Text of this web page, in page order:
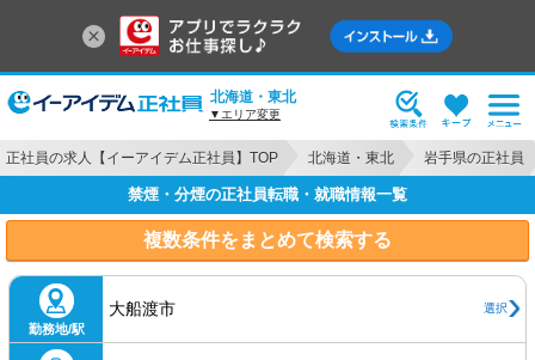
北海道・東北
▼エリア変更
正社員の求人【イーアイデム正社員】TOP 北海道・東北 岩手県の正社員
禁煙・分煙の正社員転職・就職情報一覧
複数条件をまとめて検索する
勤務地/駅
大船渡市 選択